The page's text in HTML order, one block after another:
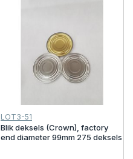
LOT3-51
Blik deksels (Crown), factory
end diameter 99mm 275 deksels